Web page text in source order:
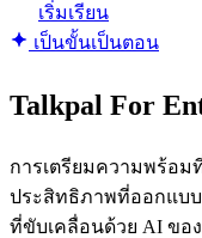
เริ่มเรียน
เป็นขั้นเป็นตอน
Talkpal For
การเตรียมความพร้อม
ประสิทธิภาพที่ออกแบ
ที่ขับเคลื่อนด้วย AI ขอ